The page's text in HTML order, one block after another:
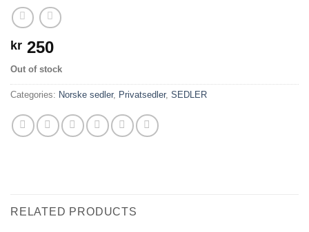
kr 250
Out of stock
Categories: Norske sedler, Privatsedler, SEDLER
RELATED PRODUCTS